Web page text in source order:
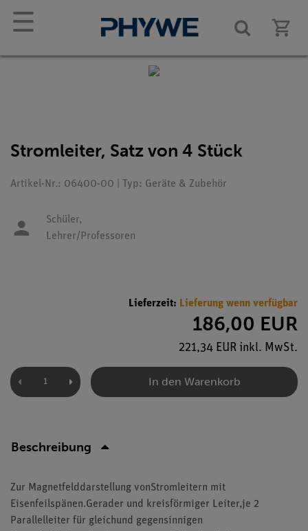
☰
Stromleiter, Satz von 4 Stück
Artikel-Nr.: 06400-00 | Typ: Geräte & Zubehör
Schüler,
Lehrer/Professoren
Lieferzeit: Lieferung wenn verfügbar
186,00 EUR
221,34 EUR inkl. MwSt.
In den Warenkorb
Beschreibung
Zur Magnetfelddarstellung vonStromleitern mit
Eisenfeilspänen.Gerader und kreisförmiger Leiter,je 2
Parallelleiter für gleichund gegensinnigen